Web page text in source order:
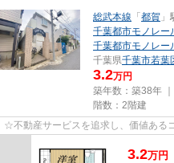
総武本線 「都賀
千葉都市モノレー
千葉都市モノレー
千葉県千葉市若葉
3.2万円
築年数：築38年 ｜
階数：2階建
☆不動産サービスを追求し、価値ある
3.2万円